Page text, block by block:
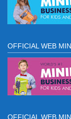
OFFICIAL WEB
OFFICIAL WEB